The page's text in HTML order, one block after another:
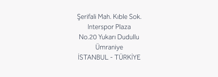
Şerifali Mah. Kıble Sok.
Interspor Plaza
No.20 Yukarı Dudullu
Ümraniye
İSTANBUL - TÜRKİYE